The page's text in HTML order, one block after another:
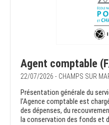
Agent comptable
22/07/2026 - CHAMPS SUR
Présentation générale du
l’Agence comptable est
des dépenses, du
la conservation des fonds et